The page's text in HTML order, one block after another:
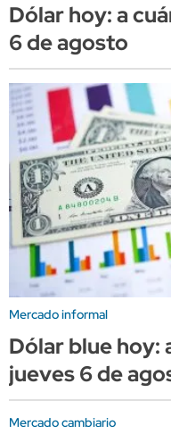
Dólar hoy: a
6 de agosto
Mercado informal
Dólar blue hoy:
jueves 6 de
Mercado cambiario